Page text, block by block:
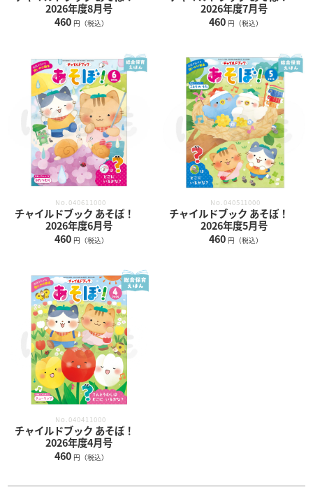
2026年度8月号
460 円（税込）
2026年度7月号
460 円（税込）
No.040611000
チャイルドブック あそぼ！
2026年度6月号
460 円（税込）
No.040511000
チャイルドブック あそぼ！
2026年度5月号
460 円（税込）
No.040411000
チャイルドブック あそぼ！
2026年度4月号
460 円（税込）